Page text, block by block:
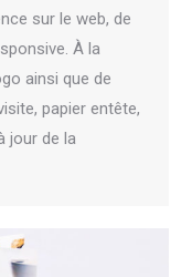
sur le web, de
À la
ainsi que de
papier entête,
jour de la